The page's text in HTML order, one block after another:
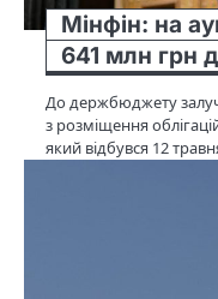
Мінфін: на
641 млн грн
До держбюджету
з розміщення
який відбувся 12